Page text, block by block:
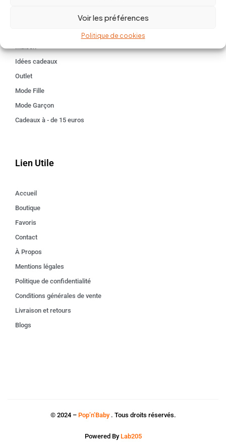
Voir les préférences
Politique de cookies
Maison
Idées cadeaux
Outlet
Mode Fille
Mode Garçon
Cadeaux à - de 15 euros
Lien Utile
Accueil
Boutique
Favoris
Contact
À Propos
Mentions légales
Politique de confidentialité
Conditions générales de vente
Livraison et retours
Blogs
© 2024 – Pop’n’Baby. Tous droits réservés.
Powered By Lab205